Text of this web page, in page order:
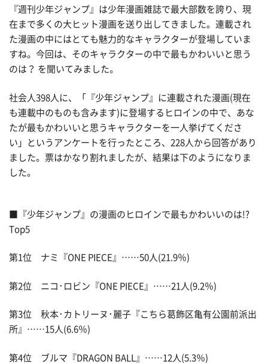
『週刊少年ジャンプ』は少年漫画雑誌で最大部数を誇り、現
在まで多くの大ヒット漫画を送り出してきました。連載され
た漫画の中にはとても魅力的なキャラクターが登場していま
すね。今回は、そのキャラクターの中で最もかわいいと思う
のは？ を聞いてみました。
社会人398人に、「『少年ジャンプ』に連載された漫画(現在
も連載中のものも含みます)に登場するヒロインの中で、あな
たが最もかわいいと思うキャラクターを一人挙げてくださ
い」というアンケートを行ったところ、228人から回答があり
ました。票はかなり割れましたが、結果は下のようになりま
した。
■『少年ジャンプ』の漫画のヒロインで最もかわいいのは!?
Top5
第1位 ナミ『ONE PIECE』……50人(21.9％)
第2位 ニコ･ロビン『ONE PIECE』……21人(9.2％)
第3位 秋本･カトリーヌ･麗子『こちら葛飾区亀有公園前派出
所』……15人(6.6％)
第4位 ブルマ『DRAGON BALL』……12人(5.3％)